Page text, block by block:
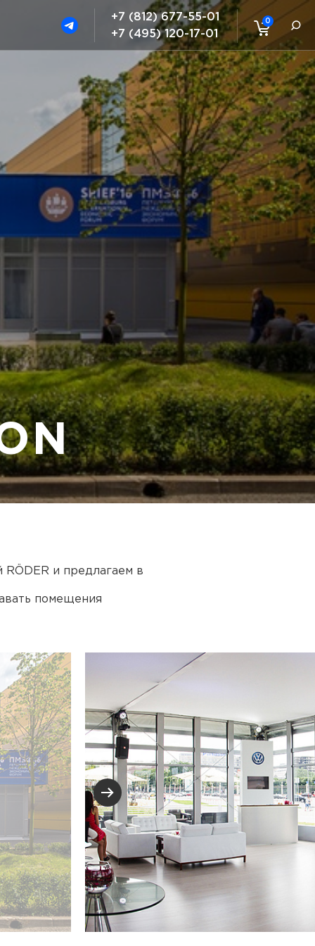
0
+7 (812) 677-55-01
+7 (495) 120-17-01
и предлагаем в
помещения